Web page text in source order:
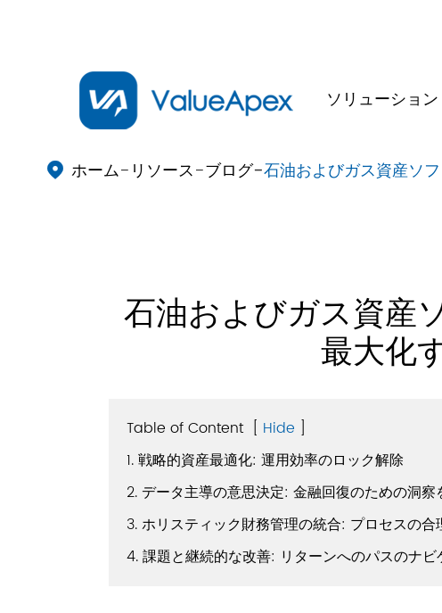
ソリューション
 ホーム リソース ブログ 石油およびガス資産ソ
石油およびガス資産
最大化
Table of Content [ Hide ]
1. 戦略的資産最適化: 運用効率のロック解除
2. データ主導の意思決定: 金融回復のための洞察
3. ホリスティック財務管理の統合: プロセスの合
4. 課題と継続的な改善: リターンへのパスのナビ